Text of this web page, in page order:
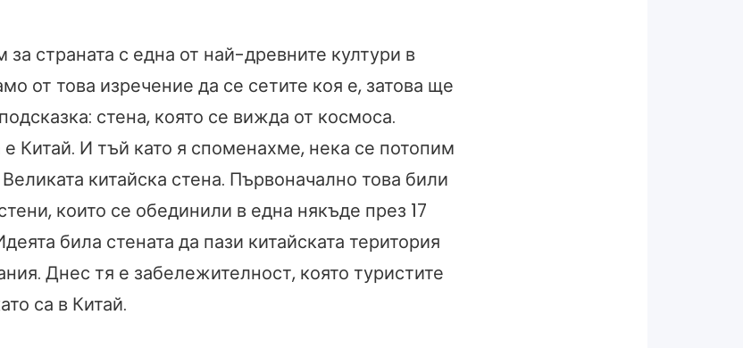
страната с една от най-древните култури в
от това изречение да се сетите коя е, затова ще
стена, която се вижда от космоса.
е Китай. И тъй като я споменахме, нека се потопим
китайска стена. Първоначално това били
които се обединили в една някъде през 17
била стената да пази китайската територия
Днес тя е забележителност, която туристите
са в Китай.